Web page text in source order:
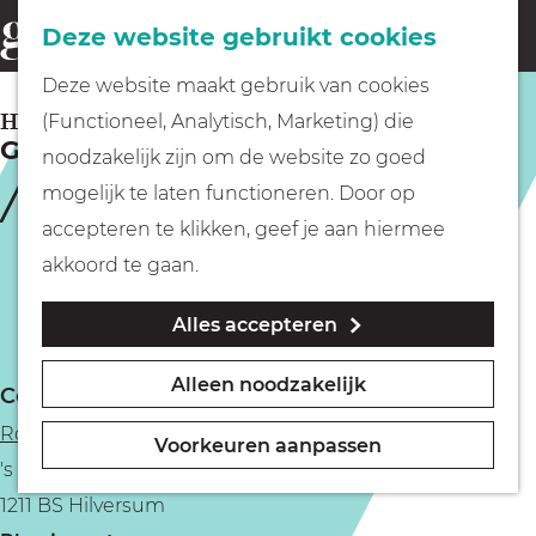
Deze website gebruikt cookies
Deze website maakt gebruik van cookies
(Functioneel, Analytisch, Marketing) die
noodzakelijk zijn om de website zo goed
mogelijk te laten functioneren. Door op
accepteren te klikken, geef je aan hiermee
akkoord te gaan.
Alles accepteren
Alleen noodzakelijk
Voorkeuren aanpassen
G
a
n
a
o
m
e
p
Fietsen
Wandelen
Geocachen
Naar het museum
o
e
k
e
n
Grills & Grapes
HILVERSUM
Contact
Roast
's Gravelandseweg 12D
1211 BS Hilversum